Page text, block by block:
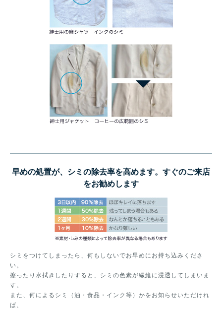
早めの処置が、シミの除去率を高めます。すぐのご来店
をお勧めします
シミをつけてしまったら、何もしないでお早めにお持ち込みくださ
い。
擦ったり水拭きしたりすると、シミの色素が繊維に浸透してしまいま
す。
また、何によるシミ（油・食品・インク等）かをお知らせいただけれ
ば、